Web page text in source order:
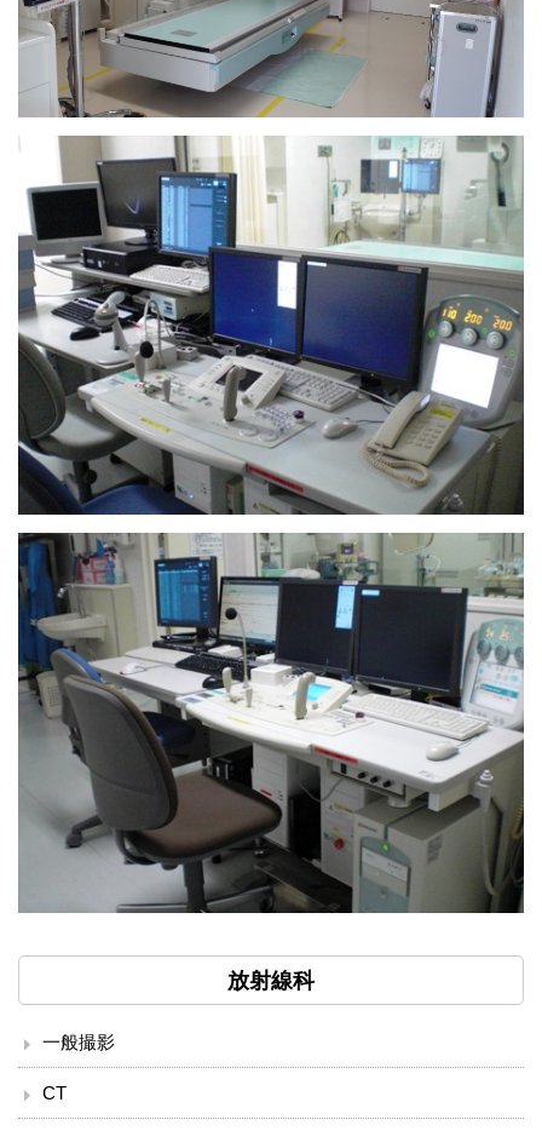
入院のご案内
小児科を受診される方へ
外来診療表
休診案内
内科
循環器内科
透析外科
呼吸器内科
小児科
外科
整形外科
脳神経外科
皮膚科
泌尿器科
耳鼻咽喉科
放射線科
一般撮影
CT